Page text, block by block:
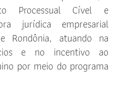
Processual Cível e
jurídica empresarial
Rondônia, atuando na
e no incentivo ao
por meio do programa